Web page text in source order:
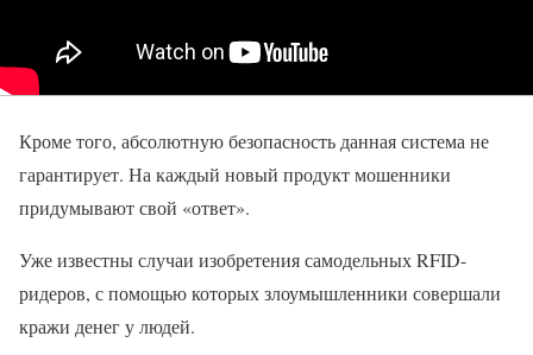
Кроме того, абсолютную безопасность данная система не
гарантирует. На каждый новый продукт мошенники
придумывают свой «ответ».
Уже известны случаи изобретения самодельных RFID-
ридеров, с помощью которых злоумышленники совершали
кражи денег у людей.